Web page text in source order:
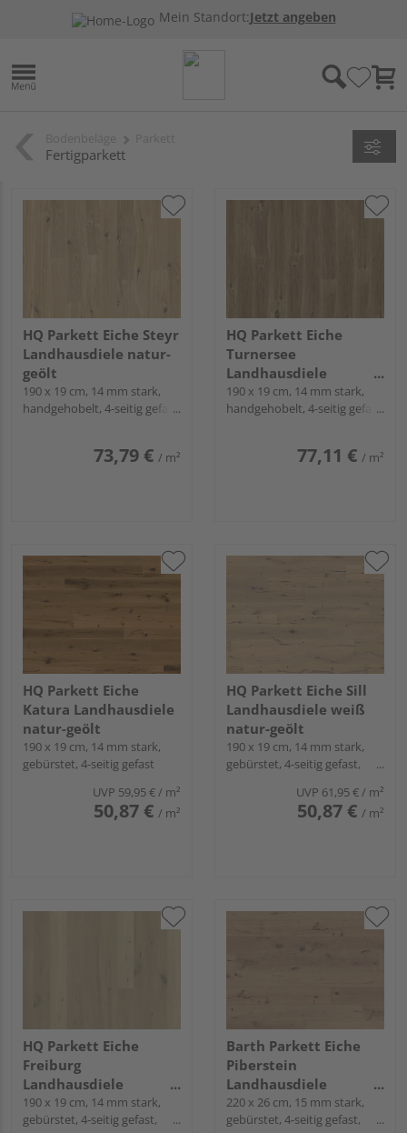
Mein Standort:Jetzt angeben
Fertigparkett
HQ Parkett Eiche Steyr
Landhausdiele natur-
geölt
190 x 19 cm, 14 mm stark,
handgehobelt, 4-seitig gefast,
73,79 € / m²
HQ Parkett Eiche
Turnersee
Landhausdiele
geräuchert natur-geölt
190 x 19 cm, 14 mm stark,
handgehobelt, 4-seitig gefast,
77,11 € / m²
HQ Parkett Eiche
Katura Landhausdiele
natur-geölt
190 x 19 cm, 14 mm stark,
gebürstet, 4-seitig gefast
UVP 59,95 €/ m²
50,87 € / m²
HQ Parkett Eiche Sill
Landhausdiele weiß
natur-geölt
190 x 19 cm, 14 mm stark,
gebürstet, 4-seitig gefast,
UVP 61,95 €/ m²
50,87 € / m²
HQ Parkett Eiche
Freiburg
Landhausdiele
Roheffekt natur-geölt -
Rustikal
190 x 19 cm, 14 mm stark,
gebürstet, 4-seitig gefast,
Barth Parkett Eiche
Piberstein
Landhausdiele
Roheffekt natur-geölt
220 x 26 cm, 15 mm stark,
gebürstet, 4-seitig gefast,